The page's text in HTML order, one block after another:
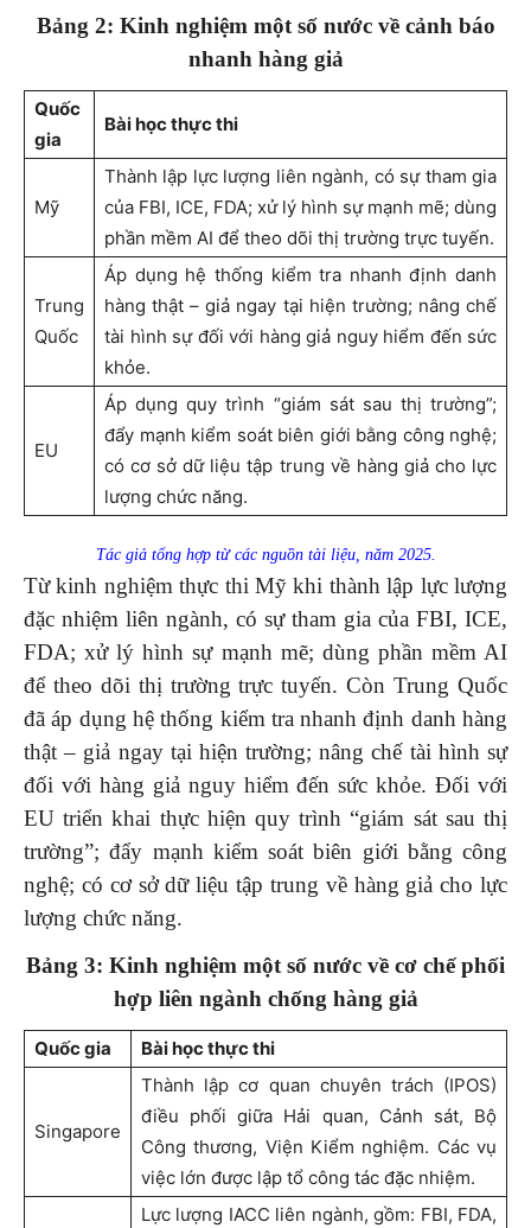
Bảng 2: Kinh nghiệm một số nước về cảnh báo
nhanh hàng giả
Quốc
gia
Bài học thực thi
Mỹ
Thành lập lực lượng liên ngành, có sự tham gia
của FBI, ICE, FDA; xử lý hình sự mạnh mẽ; dùng
phần mềm AI để theo dõi thị trường trực tuyến.
Trung
Quốc
Áp dụng hệ thống kiểm tra nhanh định danh
hàng thật – giả ngay tại hiện trường; nâng chế
tài hình sự đối với hàng giả nguy hiểm đến sức
khỏe.
EU
Áp dụng quy trình “giám sát sau thị trường”;
đẩy mạnh kiểm soát biên giới bằng công nghệ;
có cơ sở dữ liệu tập trung về hàng giả cho lực
lượng chức năng.
Tác giả tổng hợp từ các nguồn tài liệu, năm 2025.
Từ kinh nghiệm thực thi Mỹ khi thành lập lực lượng
đặc nhiệm liên ngành, có sự tham gia của FBI, ICE,
FDA; xử lý hình sự mạnh mẽ; dùng phần mềm AI
để theo dõi thị trường trực tuyến. Còn Trung Quốc
đã áp dụng hệ thống kiểm tra nhanh định danh hàng
thật – giả ngay tại hiện trường; nâng chế tài hình sự
đối với hàng giả nguy hiểm đến sức khỏe. Đối với
EU triển khai thực hiện quy trình “giám sát sau thị
trường”; đẩy mạnh kiểm soát biên giới bằng công
nghệ; có cơ sở dữ liệu tập trung về hàng giả cho lực
lượng chức năng.
Bảng 3: Kinh nghiệm một số nước về cơ chế phối
hợp liên ngành chống hàng giả
Quốc gia Bài học thực thi
Singapore
Thành lập cơ quan chuyên trách (IPOS)
điều phối giữa Hải quan, Cảnh sát, Bộ
Công thương, Viện Kiểm nghiệm. Các vụ
việc lớn được lập tổ công tác đặc nhiệm.
Lực lượng IACC liên ngành, gồm: FBI, FDA,